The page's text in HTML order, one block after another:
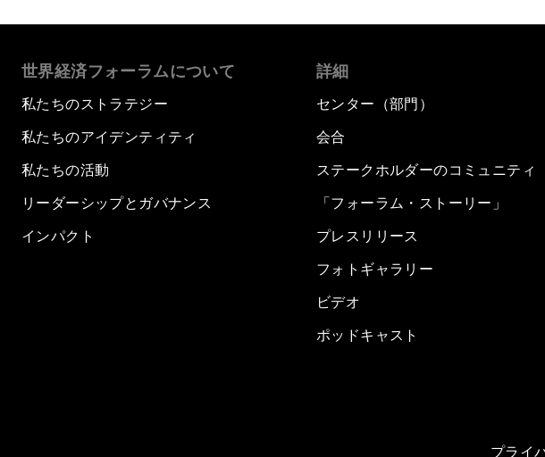
世界経済フォーラムについて
私たちのストラテジー
私たちのアイデンティティ
私たちの活動
リーダーシップとガバナンス
インパクト
詳細
センター（部門）
会合
ステークホルダーのコミュニティ
「フォーラム・ストーリー」
プレスリリース
フォトギャラリー
ビデオ
ポッドキャスト
プライ